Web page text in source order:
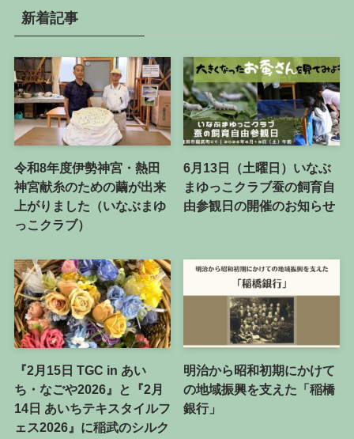
新着記事
令和8年度伊勢神宮・熱田
神宮献糸のための繭が出来
上がりました（いなぶまゆ
っこクラブ）
6月13日（土曜日）いなぶ
まゆっこクラブ蚕の飼育自
由参観日の開催のお知らせ
『2月15日 TGC in あい
ち・なごや2026』と『2月
14日 あいちテキスタイルフ
ェス2026』に稲武のシルク
明治から昭和初期にかけて
の地域振興を支えた「稲橋
銀行」